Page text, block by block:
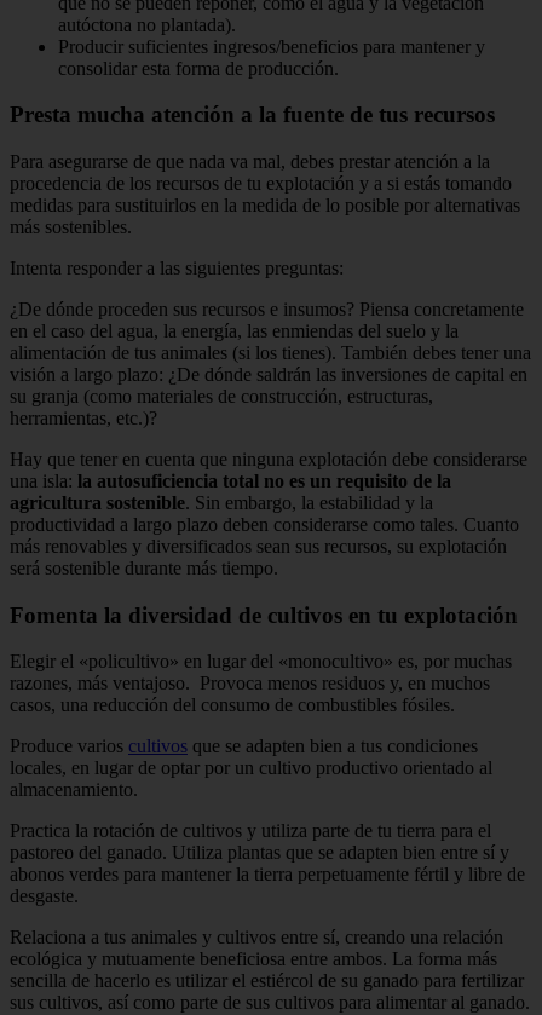
autóctona no plantada).
Producir suficientes ingresos/beneficios para mantener y
consolidar esta forma de producción.
Presta mucha atención a la fuente de tus recursos
Para asegurarse de que nada va mal, debes prestar atención a la
procedencia de los recursos de tu explotación y a si estás tomando
medidas para sustituirlos en la medida de lo posible por alternativas
más sostenibles.
Intenta responder a las siguientes preguntas:
¿De dónde proceden sus recursos e insumos? Piensa concretamente
en el caso del agua, la energía, las enmiendas del suelo y la
alimentación de tus animales (si los tienes). También debes tener una
visión a largo plazo: ¿De dónde saldrán las inversiones de capital en
su granja (como materiales de construcción, estructuras,
herramientas, etc.)?
Hay que tener en cuenta que ninguna explotación debe considerarse
una isla: la autosuficiencia total no es un requisito de la
agricultura sostenible. Sin embargo, la estabilidad y la
productividad a largo plazo deben considerarse como tales. Cuanto
más renovables y diversificados sean sus recursos, su explotación
será sostenible durante más tiempo.
Fomenta la diversidad de cultivos en tu explotación
Elegir el «policultivo» en lugar del «monocultivo» es, por muchas
razones, más ventajoso. Provoca menos residuos y, en muchos
casos, una reducción del consumo de combustibles fósiles.
Produce varios cultivos que se adapten bien a tus condiciones
locales, en lugar de optar por un cultivo productivo orientado al
almacenamiento.
Practica la rotación de cultivos y utiliza parte de tu tierra para el
pastoreo del ganado. Utiliza plantas que se adapten bien entre sí y
abonos verdes para mantener la tierra perpetuamente fértil y libre de
desgaste.
Relaciona a tus animales y cultivos entre sí, creando una relación
ecológica y mutuamente beneficiosa entre ambos. La forma más
sencilla de hacerlo es utilizar el estiércol de su ganado para fertilizar
sus cultivos, así como parte de sus cultivos para alimentar al ganado.